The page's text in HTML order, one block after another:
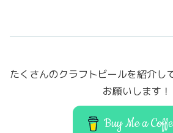
e
b
o
t
er
o
o
n
l
たくさんのクラフトビールを紹介し
お願いします！
Buy Me a